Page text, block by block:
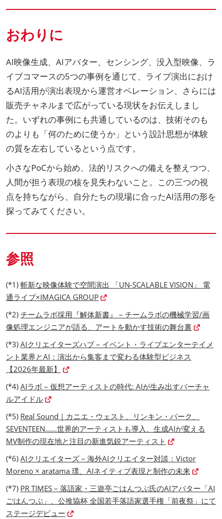
おわりに
AI映像生成、AIアバター、センシング、没入型映像、ラ
イブコマースの5つの事例を通じて、ライブ演出におけ
るAI活用が演出表現から運営オペレーション、さらには
販売チャネルまで広がっている現状をお伝えしまし
た。いずれの事例にも共通しているのは、技術そのも
のよりも「何のために使うか」という設計思想が体験
の質を左右しているという点です。
小さなPoCから始め、法的リスクへの備えを整えつつ、
人間が担う表現の核を見失わないこと。この三つの視
点を持ちながら、自分たちの現場に合ったAI活用の形を
探ってみてください。
参照
(*1) 斬新な映像体験で空間演出 「UN-SCALABLE VISION」 電
通ライブ×IMAGICA GROUP
(*2) チームラボ採用『解体新書』 – チームラボの機械学習/画
像処理エンジニアが語る、アートを動かす技術の舞台裏
(*3) AIクリエイターズハブ – イベント・ライブエンターテイメ
ント業界とAI：演出から集客まで変わる体験型ビジネス
【2026年最新】
(*4) AIラボ – 仮想アーティストの時代: AIが生み出すバーチャ
ルアイドル
(*5) Real Sound｜カニエ・ウェスト、リンキン・パーク、
SEVENTEEN……世界的アーティストも導入、生成AIが変える
MV制作の現在地と注目の新進気鋭アーティスト
(*6) AIクリエイターズ – 海外AIクリエイター対談：Victor
Moreno × aratama 璞、AIネイティブ表現と制作の未来
(*7) PR TIMES – 落語家・三遊亭ごはんつぶ氏のAIアバター「AI
ごはんつぶ」、公推協杯 全国若手落語家選手権「前夜祭」にて
ステージデビュー